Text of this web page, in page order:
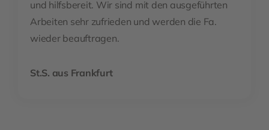
und hilfsbereit. Wir sind mit den ausgeführten
Arbeiten sehr zufrieden und werden die Fa.
wieder beauftragen.
St.S. aus Frankfurt